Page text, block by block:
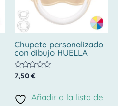
Chupete personalizado
con dibujo HUELLA
Valorado
con
de
5
7,50 €
Añadir a la lista de